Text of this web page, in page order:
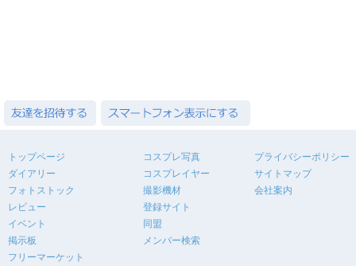
トップページ
ダイアリー
フォトストック
レビュー
イベント
掲示板
フリーマーケット
コスプレ写真
コスプレイヤー
撮影機材
登録サイト
同盟
メンバー検索
プライバシーポリシー
サイトマップ
会社案内